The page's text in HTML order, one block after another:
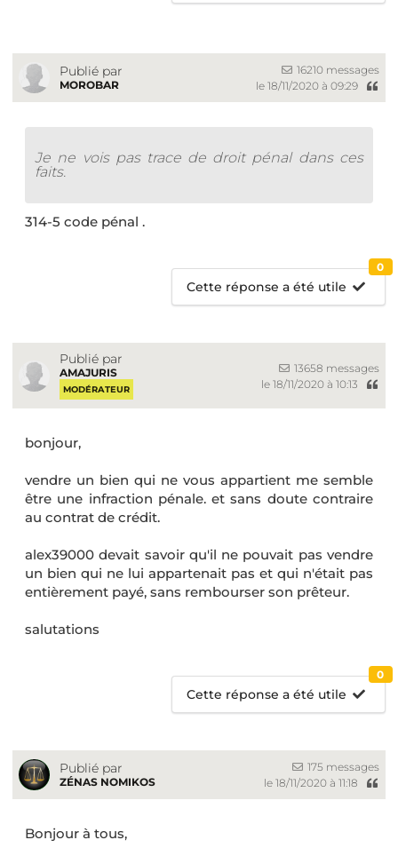
Publié par
MOROBAR
16210 messages
le 18/11/2020 à 09:29
Je ne vois pas trace de droit pénal dans ces
faits.
314-5 code pénal .
Cette réponse a été utile
0
Publié par
AMAJURIS
MODÉRATEUR
13658 messages
le 18/11/2020 à 10:13
bonjour,
vendre un bien qui ne vous appartient me semble
être une infraction pénale. et sans doute contraire
au contrat de crédit.
alex39000 devait savoir qu'il ne pouvait pas vendre
un bien qui ne lui appartenait pas et qui n'était pas
entièrement payé, sans rembourser son prêteur.
salutations
Cette réponse a été utile
0
Publié par
ZÉNAS NOMIKOS
175 messages
le 18/11/2020 à 11:18
Bonjour à tous,